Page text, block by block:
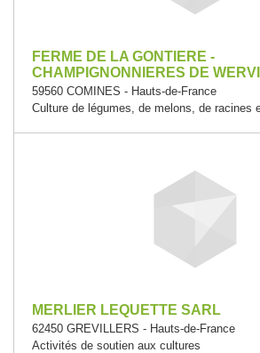
FERME DE LA GONTIERE -
CHAMPIGNONNIERES DE
59560 COMINES - Hauts-de-France
Culture de légumes, de melons, de racines
MERLIER LEQUETTE SARL
62450 GREVILLERS - Hauts-de-France
Activités de soutien aux cultures